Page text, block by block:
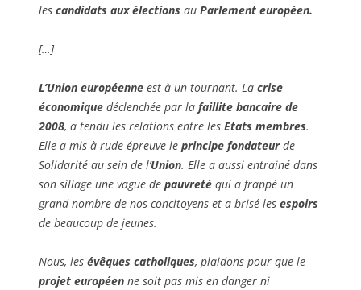
les candidats aux élections au Parlement européen.
[…]
L’Union européenne est à un tournant. La crise
économique déclenchée par la faillite bancaire de
2008, a tendu les relations entre les Etats membres.
Elle a mis à rude épreuve le principe fondateurde
Solidarité au sein de l’Union. Elle a aussi entrainé dans
son sillage une vague de pauvreté qui a frappé un
grand nombre de nos concitoyens et a brisé les espoirs
de beaucoup de jeunes.
Nous, les évêques catholiques, plaidons pour que le
projet européen ne soit pas mis en danger ni